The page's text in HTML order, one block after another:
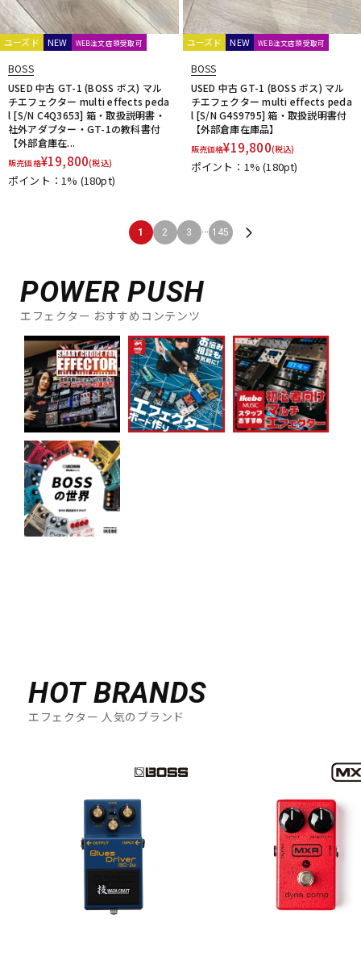
ユーズド NEW WEB注文店頭受取可
BOSS
USED 中古 GT-1 (BOSS ボス) マル
チエフェクター multi effects peda
l [S/N C4Q3653] 箱・取扱説明書・
社外アダプター・GT-1の教科書付
【外部倉庫在...
販売価格¥19,800(税込)
ポイント：1% (180pt)
ユーズド NEW WEB注文店頭受取可
BOSS
USED 中古 GT-1 (BOSS ボス) マル
チエフェクター multi effects peda
l [S/N G4S9795] 箱・取扱説明書付
【外部倉庫在庫品】
販売価格¥19,800(税込)
ポイント：1%(180pt)
1 2 3 ... 145
POWER PUSH
エフェクター おすすめコンテンツ
HOT BRANDS
エフェクター 人気のブランド